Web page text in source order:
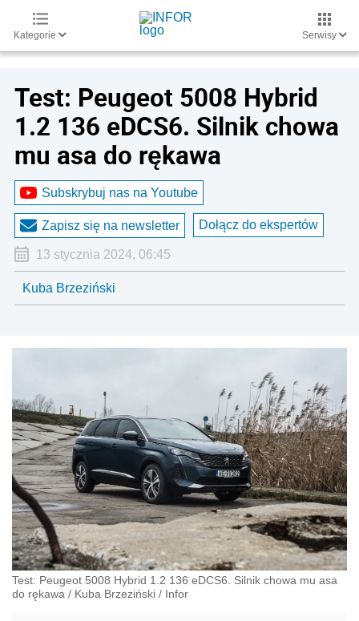
Kategorie Serwisy
Test: Peugeot 5008 Hybrid
1.2 136 eDCS6. Silnik chowa
mu asa do rękawa
Subskrybuj nas na Youtube
Zapisz się na newsletter Dołącz do ekspertów
13 stycznia 2024, 06:45
Kuba Brzeziński
Test: Peugeot 5008 Hybrid 1.2 136 eDCS6. Silnik chowa mu asa
do rękawa / Kuba Brzeziński / Infor